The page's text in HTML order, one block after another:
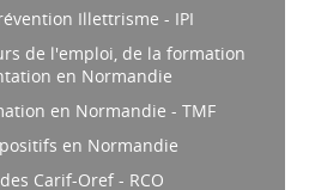
Illettrisme - IPI
de l'emploi, de la formation
en Normandie
en Normandie - TMF
en Normandie
Carif-Oref - RCO